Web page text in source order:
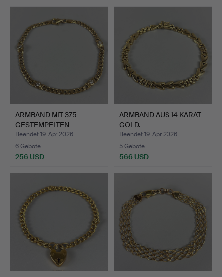
ARMBAND MIT 375
GESTEMPELTEN
STEINEN.
Beendet 19. Apr 2026
6 Gebote
256 USD
ARMBAND AUS 14 KARAT
GOLD.
Beendet 19. Apr 2026
5 Gebote
566 USD